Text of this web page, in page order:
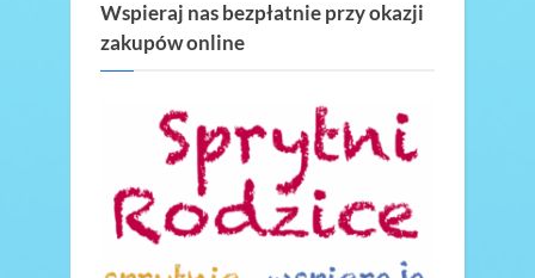
Wspieraj nas bezpłatnie przy okazji
zakupów online